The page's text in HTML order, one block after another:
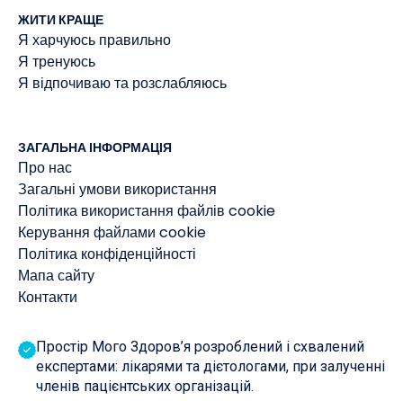
ЖИТИ КРАЩЕ
Я харчуюсь правильно
Я тренуюсь
Я відпочиваю та розслабляюсь
ЗАГАЛЬНА ІНФОРМАЦІЯ
Про нас
Загальні умови використання
Політика використання файлів cookie
Керування файлами cookie
Політика конфіденційності
Мапа сайту
Контакти
Простір Мого Здоров’я розроблений і схвалений
експертами: лікарями та дієтологами, при залученні
членів пацієнтських організацій.